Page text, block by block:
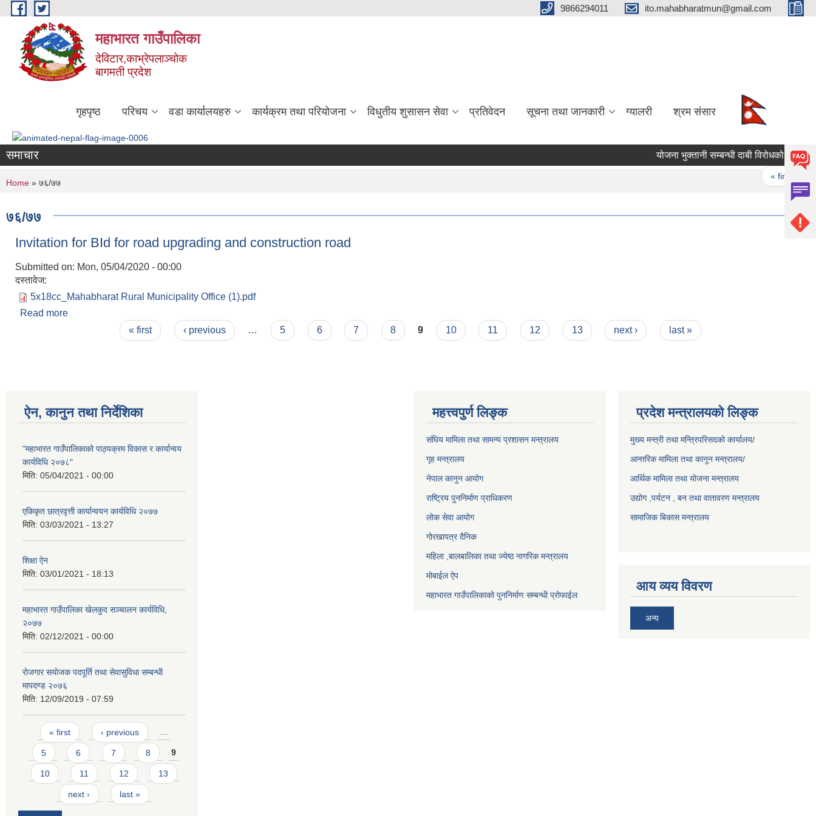
Skip to main content 9866294011 ito.mahabharatmun@gmail.com
महाभारत गाउँपालिका
देविटार,काभ्रेपलाञ्चोक
बागमती प्रदेश
गृहपृष्ठ परिचय वडा कार्यालयहरु कार्यक्रम तथा परियोजना विधुतीय शुसासन सेवा प्रतिवेदन सूचना तथा जानकारी ग्यालरी श्रम संसार
समाचार योजना भुक्तानी सम्बन्धी दाबी विरोधको सूचना।
« first
You are here
Home » ७६/७७
७६/७७
Invitation for BId for road upgrading and construction road
Submitted on: Mon, 05/04/2020 - 00:00
दस्तावेज:
5x18cc_Mahabharat Rural Municipality Office (1).pdf
Read more
« first ‹ previous … 5 6 7 8 9 10 11 12 13 next › last »
ऐन, कानुन तथा निर्देशिका
"महाभारत गाउँपालिकाको पाठ्यक्रम विकास र कार्यान्वय
कार्यविधि २०७८"
मिति: 05/04/2021 - 00:00
एकिकृत छात्रवृत्ती कार्यान्वयन कार्यविधि २०७७
मिति: 03/03/2021 - 13:27
शिक्षा ऐन
मिति: 03/01/2021 - 18:13
महाभारत गाउँपालिका खेलकुद सञ्चालन कार्यविधि,
२०७७
मिति: 02/12/2021 - 00:00
राेजगार स‌याेजक पदपूर्ति तथा सेवासुविधा सम्बन्धी
मापदण्ड २०७६
मिति: 12/09/2019 - 07:59
Pages
« first ‹ previous …
5 6 7 8 9
10 11 12 13
next › last »
महत्त्वपुर्ण लिङ्क
संघिय मामिला तथा सामन्य प्रशासन मन्त्रालय
गृह मन्त्रालय
नेपाल कानुन आयोग
राष्ट्रिय पुननिर्माण प्राधिकरण
लोक सेवा आयोग
गोरखापत्र दैनिक
महिला ,बालबालिका तथा ज्येष्ठ नागरिक मन्त्रालय
मोबाईल ऐप
महाभारत गाउँपालिकाको पुननिर्माण सम्बन्धी प्रोफाईल
प्रदेश मन्त्रालयको लिङ्क
मुख्य मन्त्री तथा मन्त्रिपरिसदको कार्यालय/
आन्तरिक मामिला तथा कानून मन्त्रालय/
आर्थिक मामिला तथा योजना मन्त्रालय
उद्योग ,पर्यटन , बन तथा वातावरण मन्त्रालय
सामाजिक बिकास मन्त्रालय
आय व्यय विवरण
अन्य